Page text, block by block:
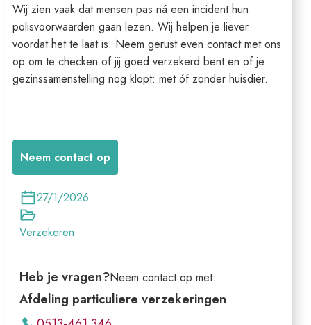
Wij zien vaak dat mensen pas ná een incident hun
polisvoorwaarden gaan lezen. Wij helpen je liever
voordat het te laat is. Neem gerust even contact met ons
op om te checken of jij goed verzekerd bent en of je
gezinssamenstelling nog klopt: met óf zonder huisdier.
Neem contact op
27/1/2026
Verzekeren
Heb je vragen?Neem contact op met:
Afdeling particuliere verzekeringen